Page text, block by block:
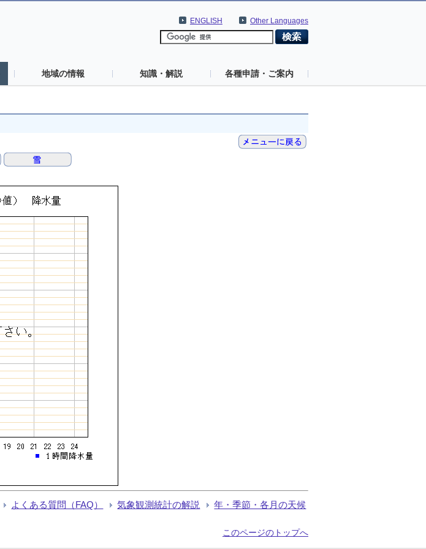
Other Languages
ENGLISH
地域の情報 知識・解説 各種申請・ご案内
よくある質問（FAQ） 気象観測統計の解説 年・季節・各月の天候
このページのトップへ